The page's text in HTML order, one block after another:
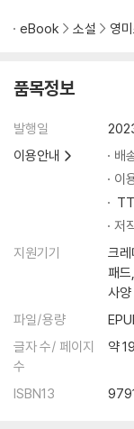
eBook 소설 영
품목정보
발행일
이용안내
배
이
저
지원기기
크
패
사
파일/용량
글자 수/ 페이지
수
약
ISBN13